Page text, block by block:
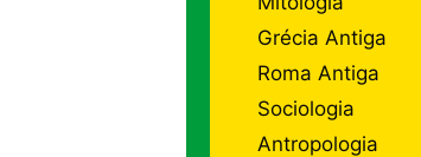
Grécia Antiga
Roma Antiga
Sociologia
Antropologia